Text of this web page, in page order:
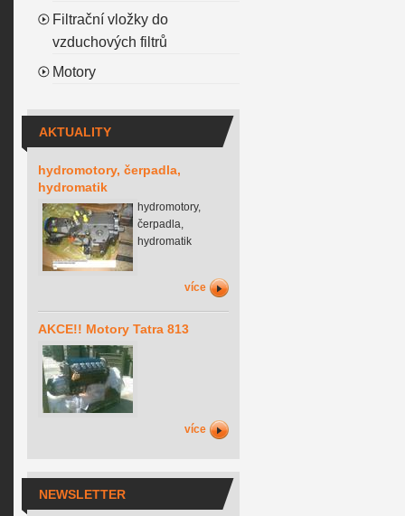
Filtrační vložky do
vzduchových filtrů
Motory
AKTUALITY
hydromotory, čerpadla,
hydromatik
hydromotory,
čerpadla,
hydromatik
více
AKCE!! Motory Tatra 813
více
NEWSLETTER